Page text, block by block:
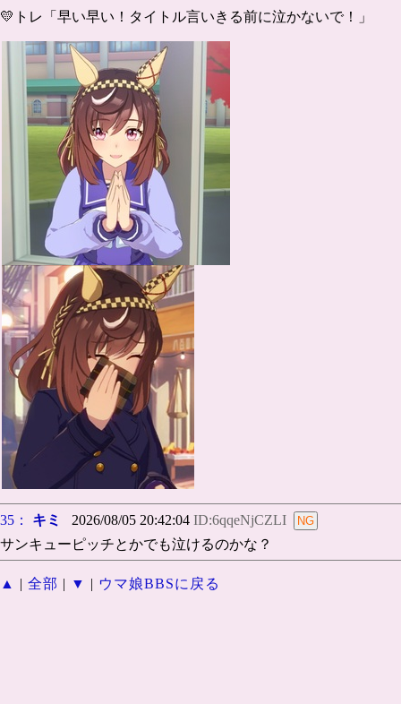
💛トレ「早い早い！タイトル言いきる前に泣かないで！」
35： キミ 2026/08/05 20:42:04 ID:6qqeNjCZLI
サンキューピッチとかでも泣けるのかな？
▲ | 全部 | ▼ | ウマ娘BBSに戻る